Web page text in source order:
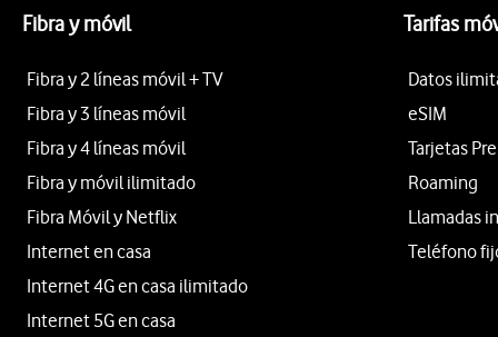
Fibra y móvil
Fibra y 2 líneas móvil + TV
Fibra y 3 líneas móvil
Fibra y 4 líneas móvil
Fibra y móvil ilimitado
Fibra Móvil y Netflix
Internet en casa
Internet 4G en casa ilimitado
Internet 5G en casa
Tarifas
Datos
eSIM
Tarjetas
Roaming
Llamadas
Teléfono